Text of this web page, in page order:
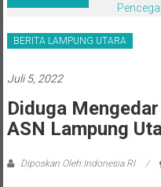
BERITA LAMPUNG UTARA
Juli 5, 2022
Diduga
ASN Lampung
Diposkan Oleh:Indonesia RI